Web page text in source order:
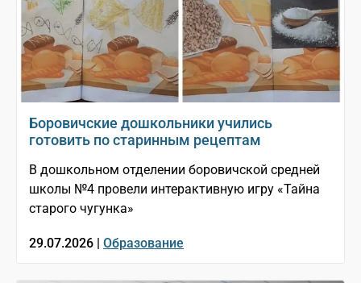
Боровичские дошкольники учились
готовить по старинным рецептам
В дошкольном отделении боровичской средней
школы №4 провели интерактивную игру «Тайна
старого чугунка»
29.07.2026 | Образование